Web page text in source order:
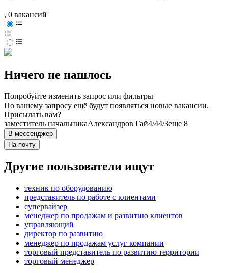
, 0 вакансий
Ничего не нашлось
Попробуйте изменить запрос или фильтры
По вашему запросу ещё будут появляться новые вакансии.
Присылать вам?
заместитель начальникаАлександров Гай4/44/3еще 8
В мессенджер
На почту
Другие пользователи ищут
техник по оборудованию
представитель по работе с клиентами
супервайзер
менеджер по продажам и развитию клиентов
управляющий
директор по развитию
менеджер по продажам услуг компании
торговый представитель по развитию территории
торговый менеджер